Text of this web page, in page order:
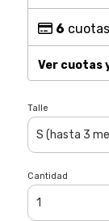
6
Ver cuotas
Talle
Cantidad